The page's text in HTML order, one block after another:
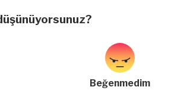
Beğenmedim